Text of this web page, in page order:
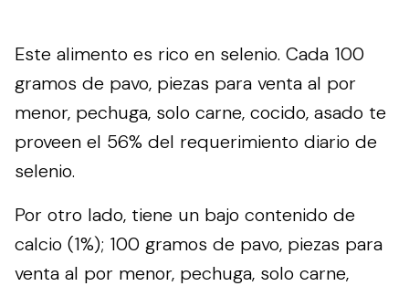
Este alimento es rico en selenio. Cada 100
gramos de pavo, piezas para venta al por
menor, pechuga, solo carne, cocido, asado te
proveen el 56% del requerimiento diario de
selenio.
Por otro lado, tiene un bajo contenido de
calcio (1%); 100 gramos de pavo, piezas para
venta al por menor, pechuga, solo carne,